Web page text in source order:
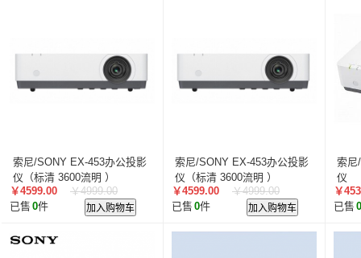
海天地/Soopen
上海易教
立象/ARGOX
科达
理光 汉光 美松达/MAXSOUND
至像
奥兰德
博思得/POSTEK 华映/HWAING
航天
智汇星
航天柏克 柏克 旭龙物联
中科
美松达/MAXOUND
小篆 麟云 艾特网能 科视
索尼/SONY EX-453办公投影
仪（标清 3600流明 ）
￥4599.00
￥4999.00
已售 0件 加入购物车
索尼/SONY EX-453办公投影
仪（标清 3600流明 ）
￥4599.00
￥4999.00
已售 0件 加入购物车
索尼
仪
￥
已售 0